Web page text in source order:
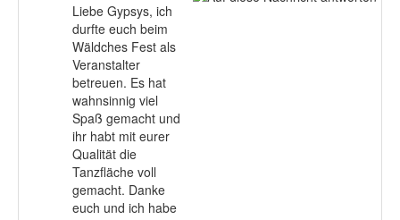
Liebe Gypsys, ich
durfte euch beim
Wäldches Fest als
Veranstalter
betreuen. Es hat
wahnsinnig viel
Spaß gemacht und
ihr habt mit eurer
Qualität die
Tanzfläche voll
gemacht. Danke
euch und ich habe